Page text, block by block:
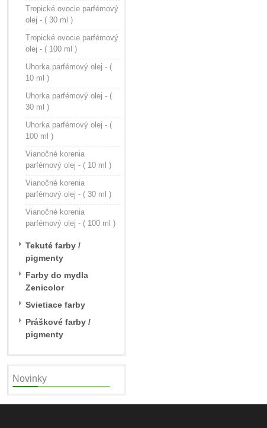
Tropické ovocie parfémový
olej - ( 30 ml )
Tropické ovocie parfémový
olej - ( 100 ml )
Uhorka parfémový olej - (
10 ml )
Uhorka parfémový olej - (
30 ml )
Uhorka parfémový olej - (
100 ml )
Vianočné korenia
parfémový olej - ( 10 ml )
Vianočné korenia
parfémový olej - ( 30 ml )
Vianočné korenia
parfémový olej - ( 100 ml )
Tekuté farby /
pigmenty
Farby do mydla
Zenicolor
Svietiace farby
Práškové farby /
pigmenty
Novinky